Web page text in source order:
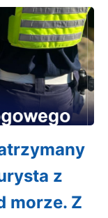
z
morze. Z